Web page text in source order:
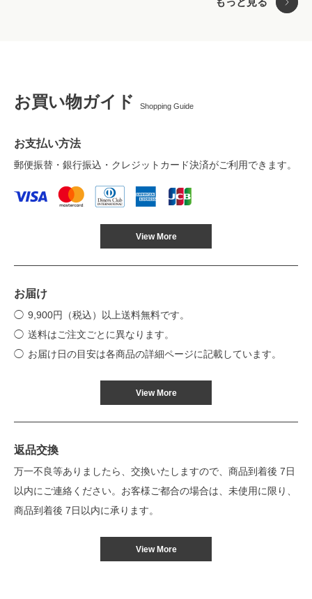
お買い物ガイド Shopping Guide
お支払い方法
郵便振替・銀行振込・クレジットカード決済がご利用できます。
View More
お届け
9,900円（税込）以上送料無料です。
送料はご注文ごとに異なります。
お届け日の目安は各商品の詳細ページに記載しています。
View More
返品交換
万一不良等ありましたら、交換いたしますので、商品到着後 7日
以内にご連絡ください。お客様ご都合の場合は、未使用に限り、
商品到着後 7日以内に承ります。
View More